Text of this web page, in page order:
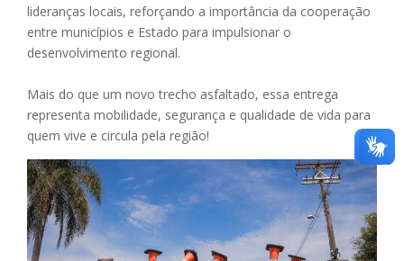
lideranças locais, reforçando a importância da cooperação
entre municípios e Estado para impulsionar o
desenvolvimento regional.
Mais do que um novo trecho asfaltado, essa entrega
representa mobilidade, segurança e qualidade de vida para
quem vive e circula pela região!